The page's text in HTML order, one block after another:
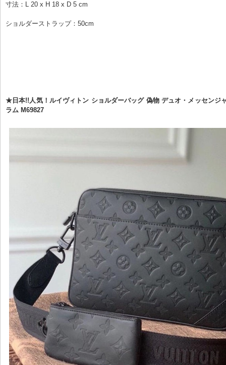
寸法：L 20 x H 18 x D 5 cm
ショルダーストラップ：50cm
★日本!!人気！ルイヴィトン ショルダーバッグ 偽物 デュオ・メッセンジ
ラム M69827